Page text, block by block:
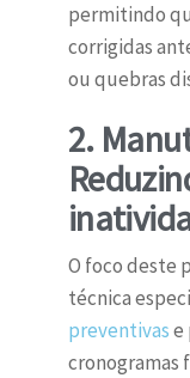
permitindo
corrigidas
ou quebras
2.
O foco deste
técnica
preventivase
cronogramas